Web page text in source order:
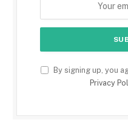
By signing up, you
Privacy